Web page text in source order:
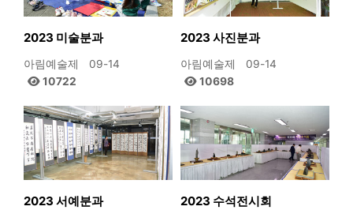
2023 미술분과
아림예술제
09-14
10722
2023 사진분과
아림예술제
09-14
10698
2023 서예분과 2023 수석전시회